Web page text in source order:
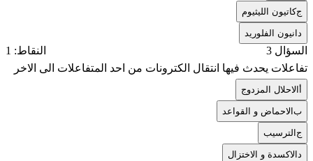
جكاتيون الليثيوم
انيون الفلوريد
السؤال 3
النقاط: 1
تفاعلات يحدث فيها انتقال الكترونات من احد المتفاعلات الى الاخر
الاحلال المزدوج
بالاحماض و القواعد
جالترسيب
الاكسدة و الاختزال